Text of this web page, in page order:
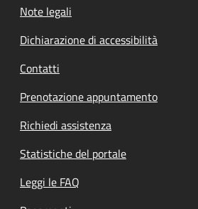
Note legali
Dichiarazione di accessibilità
Contatti
Prenotazione appuntamento
Richiedi assistenza
Statistiche del portale
Leggi le FAQ